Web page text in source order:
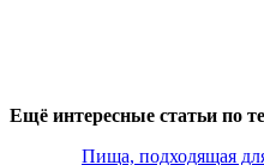
Ещё интересные статьи по
Пища, подходящая